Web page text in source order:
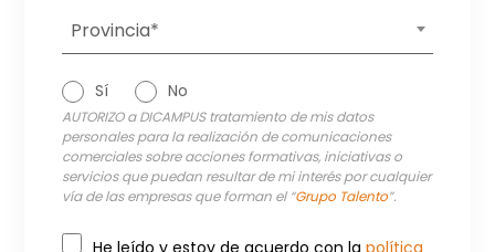
Provincia*
Sí No
AUTORIZO a DICAMPUS tratamiento de mis datos
personales para la realización de comunicaciones
comerciales sobre acciones formativas, iniciativas o
servicios que puedan resultar de mi interés por cualquier
vía de las empresas que forman el “Grupo Talento”.
He leído y estoy de acuerdo con lapolítica